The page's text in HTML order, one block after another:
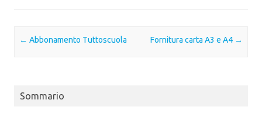
Post navigation
← Abbonamento Tuttoscuola Fornitura carta A3 e A4 →
Sommario